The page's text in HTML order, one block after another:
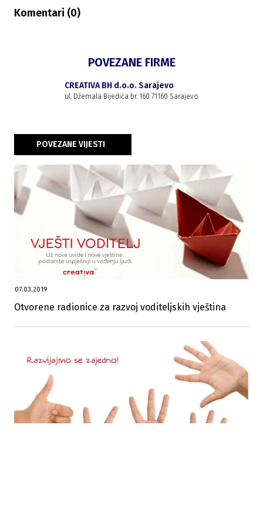
Komentari (0)
POVEZANE FIRME
CREATIVA BH d.o.o. Sarajevo
ul. Džemala Bijedića br. 160 71160 Sarajevo
POVEZANE VIJESTI
07.03.2019
Otvorene radionice za razvoj voditeljskih vještina